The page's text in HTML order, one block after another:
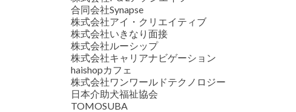
合同会社Synapse
株式会社アイ・クリエイティブ
株式会社いきなり面接
株式会社ルーシップ
株式会社キャリアナビゲーション
haishopカフェ
株式会社ワンワールドテクノロジー
日本介助犬福祉協会
TOMOSUBA